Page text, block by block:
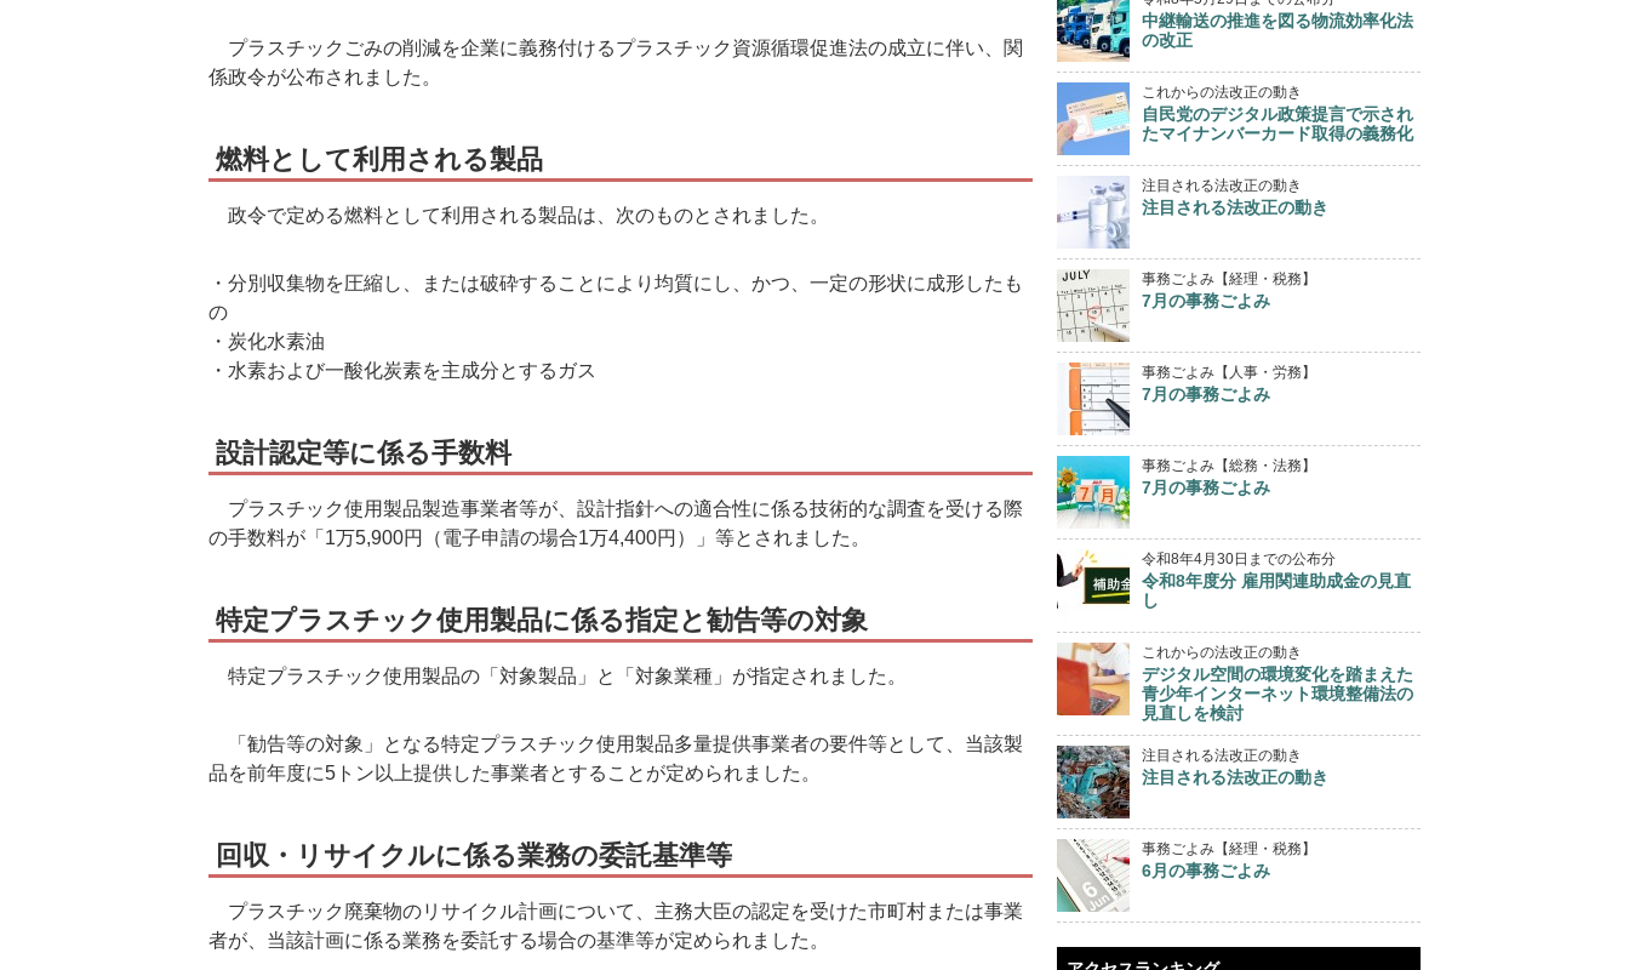
プラスチックごみの削減を企業に義務付けるプラスチック資源循環促進法の成立に伴い、関
係政令が公布されました。
燃料として利用される製品
政令で定める燃料として利用される製品は、次のものとされました。
・分別収集物を圧縮し、または破砕することにより均質にし、かつ、一定の形状に成形したも
の
・炭化水素油
・水素および一酸化炭素を主成分とするガス
設計認定等に係る手数料
プラスチック使用製品製造事業者等が、設計指針への適合性に係る技術的な調査を受ける際
の手数料が「1万5,900円（電子申請の場合1万4,400円）」等とされました。
特定プラスチック使用製品に係る指定と勧告等の対象
特定プラスチック使用製品の「対象製品」と「対象業種」が指定されました。
「勧告等の対象」となる特定プラスチック使用製品多量提供事業者の要件等として、当該製
品を前年度に5トン以上提供した事業者とすることが定められました。
回収・リサイクルに係る業務の委託基準等
プラスチック廃棄物のリサイクル計画について、主務大臣の認定を受けた市町村または事業
者が、当該計画に係る業務を委託する場合の基準等が定められました。
中継輸送の推進を図る物流効率化法
の改正
これからの法改正の動き
自民党のデジタル政策提言で示され
たマイナンバーカード取得の義務化
注目される法改正の動き
注目される法改正の動き
事務ごよみ【経理・税務】
7月の事務ごよみ
事務ごよみ【人事・労務】
7月の事務ごよみ
事務ごよみ【総務・法務】
7月の事務ごよみ
令和8年4月30日までの公布分
令和8年度分 雇用関連助成金の見直
し
これからの法改正の動き
デジタル空間の環境変化を踏まえた
青少年インターネット環境整備法の
見直しを検討
注目される法改正の動き
注目される法改正の動き
事務ごよみ【経理・税務】
6月の事務ごよみ